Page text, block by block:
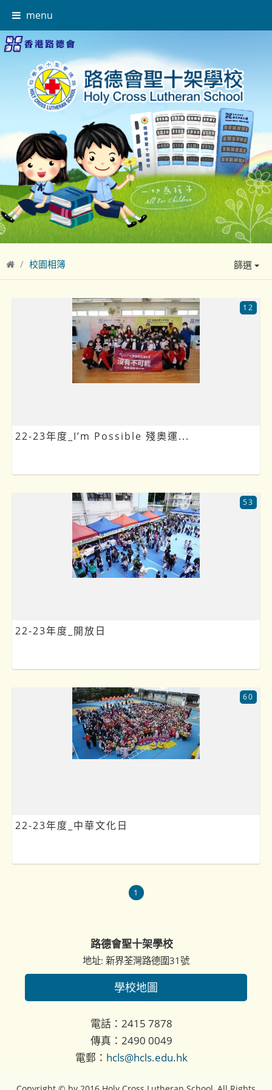
menu
校園相簿 篩選
22-23年度_I’m Possible 殘奧運...
12
22-23年度_開放日
53
22-23年度_中華文化日
60
1
路德會聖十架學校
地址: 新界荃灣路德圍31號
學校地圖
電話：2415 7878
傳真：2490 0049
電郵： hcls@hcls.edu.hk